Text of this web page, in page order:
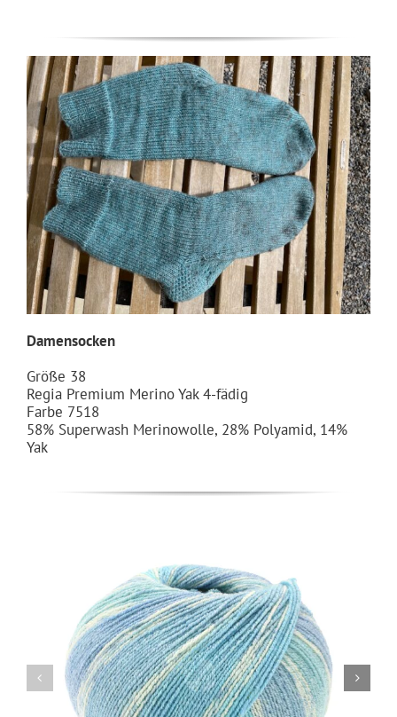
Damensocken
Größe 38
Regia Premium Merino Yak 4-fädig
Farbe 7518
58% Superwash Merinowolle, 28% Polyamid, 14%
Yak